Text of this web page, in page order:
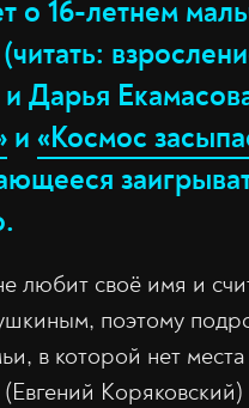
о 16-летнем
Дарья
и «Космос
своё имя и
поэтому
в которой нет
Коряковский)